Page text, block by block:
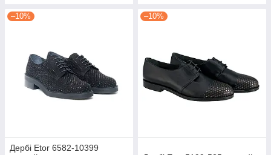
–10%
Дербі Etor 6582-10399
–10%